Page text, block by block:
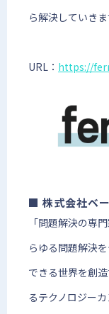
ら解決していきま
URL： https://
■ 株式会社ベ
「問題解決の専
らゆる問題解決
できる世界を創
るテクノロジー